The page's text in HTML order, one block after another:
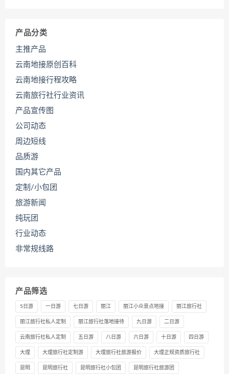
产品分类
主推产品
云南地接原创百科
云南地接行程攻略
云南旅行社行业资讯
产品宣传图
公司动态
周边短线
品质游
国内其它产品
定制/小包团
旅游新闻
纯玩团
行业动态
非常规线路
产品筛选
5日游 一日游 七日游 丽江 丽江小众景点地接 丽江旅行社
丽江旅行社私人定制 丽江旅行社落地接待 九日游 二日游
云南旅行社私人定制 五日游 八日游 六日游 十日游 四日游
大理 大理旅行社定制游 大理旅行社旅游报价 大理正规资质旅行社
昆明 昆明旅行社 昆明旅行社小包团 昆明旅行社旅游团